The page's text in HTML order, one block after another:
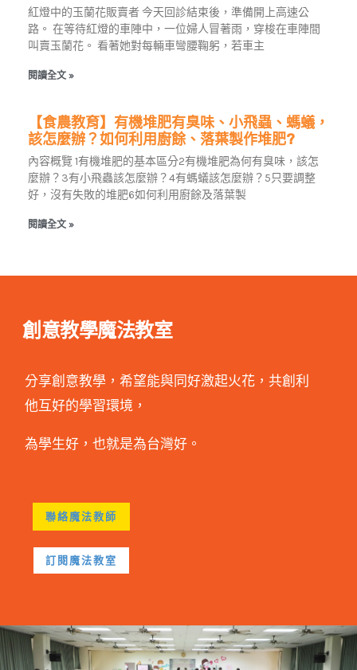
紅燈中的玉蘭花販賣者 今天回診結束後，準備開上高速公
路。 在等待紅燈的車陣中，一位婦人冒著雨，穿梭在車陣間
叫賣玉蘭花。 看著她對每輛車彎腰鞠躬，若車主
閱讀全文 »
【食農教育】有機堆肥有臭味、小飛蟲、螞蟻，
該怎麼辦？如何利用廚餘、落葉製作堆肥?
內容概覽 1有機堆肥的基本區分2有機堆肥為何有臭味，該怎
麼辦？3有小飛蟲該怎麼辦？4有螞蟻該怎麼辦？5只要調整
好，沒有失敗的堆肥6如何利用廚餘及落葉製
閱讀全文 »
創意教學魔法教室
分享創意教學，希望能與同好激起火花，共創利
他互好的學習環境，
為學生好，也就是為台灣好。
聯絡魔法教師
訂閱魔法教室